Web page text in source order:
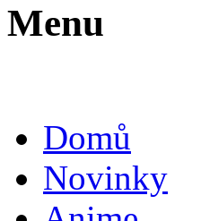
Menu
Domů
Novinky